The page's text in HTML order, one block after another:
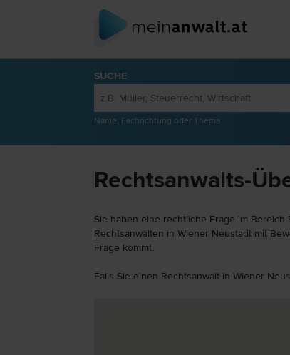
SUCHE
Name, Fachrichtung oder Thema
Rechtsanwalts-
Sie haben eine rechtliche Frage im
Rechtsanwälten in Wiener Neustadt mit
Frage kommt.
Falls Sie einen Rechtsanwalt in Wiener